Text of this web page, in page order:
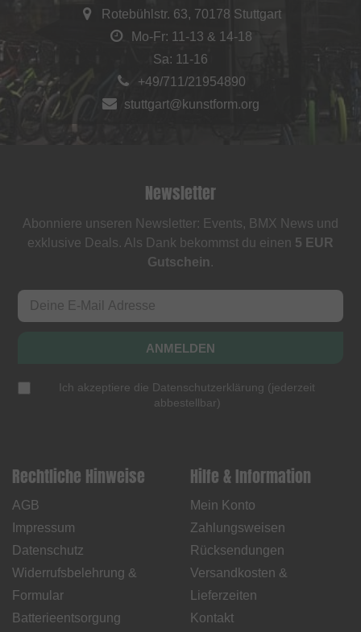
Rotebühlstr. 63, 70178 Stuttgart
Mo-Fr: 11-13 & 14-18
Sa: 11-16
+49/711/21954890
stuttgart@kunstform.org
Newsletter
Abonniere unseren Newsletter: Events, BMX News und
exklusive Deals. Als Dank bekommst du einen 5 EUR
Gutschein.
ANMELDEN
Ich akzeptiere die Datenschutzerklärung (jederzeit
abbestellbar)
Rechtliche Hinweise
AGB
Impressum
Datenschutz
Widerrufsbelehrung &
Formular
Batterieentsorgung
Hilfe & Information
Mein Konto
Zahlungsweisen
Rücksendungen
Versandkosten &
Lieferzeiten
Kontakt